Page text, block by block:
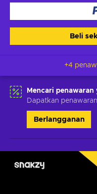
Beli
+4
Mencari penawaran
Dapatkan
Berlangganan